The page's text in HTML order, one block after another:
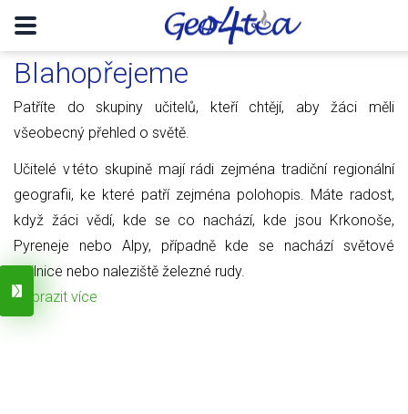
Blahopřejeme
Patříte do skupiny učitelů, kteří chtějí, aby žáci měli
všeobecný přehled o světě.
Učitelé v této skupině mají rádi zejména tradiční regionální
geografii, ke které patří zejména polohopis. Máte radost,
když žáci vědí, kde se co nachází, kde jsou Krkonoše,
Pyreneje nebo Alpy, případně kde se nachází světové
obilnice nebo naleziště železné rudy.
Zobrazit více